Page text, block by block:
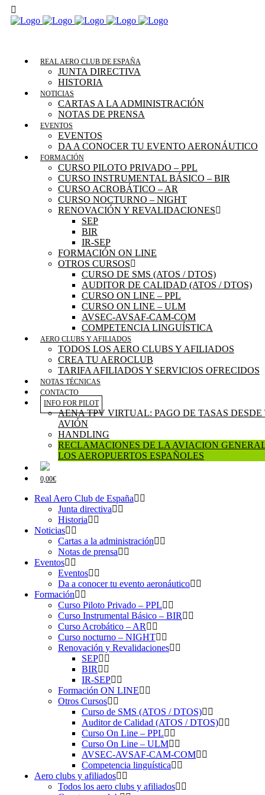
REAL AERO CLUB DE ESPAÑA
JUNTA DIRECTIVA
HISTORIA
NOTICIAS
CARTAS A LA ADMINISTRACIÓN
NOTAS DE PRENSA
EVENTOS
EVENTOS
DA A CONOCER TU EVENTO AERONÁUTICO
FORMACIÓN
CURSO PILOTO PRIVADO – PPL
CURSO INSTRUMENTAL BÁSICO – BIR
CURSO ACROBÁTICO – AR
CURSO NOCTURNO – NIGHT
RENOVACIÓN Y REVALIDACIONES
SEP
BIR
IR-SEP
FORMACIÓN ON LINE
OTROS CURSOS
CURSO DE SMS (ATOS / DTOS)
AUDITOR DE CALIDAD (ATOS / DTOS)
CURSO ON LINE – PPL
CURSO ON LINE – ULM
AVSEC-AVSAF-CAM-COM
COMPETENCIA LINGUÍSTICA
AERO CLUBS Y AFILIADOS
TODOS LOS AERO CLUBS Y AFILIADOS
CREA TU AEROCLUB
TARIFA AFILIADOS Y SERVICIOS OFRECIDOS
NOTAS TÉCNICAS
CONTACTO
INFO FOR PILOT
AENA TPV VIRTUAL: PAGO DE TASAS DESDE
AVIÓN
HANDLING
RECLAMACIONES DE LA AVIACION
LOS AEROPUERTOS ESPAÑOLES
0,00€
Real Aero Club de España
Junta directiva
Historia
Noticias
Cartas a la administración
Notas de prensa
Eventos
Eventos
Da a conocer tu evento aeronáutico
Formación
Curso Piloto Privado – PPL
Curso Instrumental Básico – BIR
Curso Acrobático – AR
Curso nocturno – NIGHT
Renovación y Revalidaciones
SEP
BIR
IR-SEP
Formación ON LINE
Otros Cursos
Curso de SMS (ATOS / DTOS)
Auditor de Calidad (ATOS / DTOS)
Curso On Line – PPL
Curso On Line – ULM
AVSEC-AVSAF-CAM-COM
Competencia linguística
Aero clubs y afiliados
Todos los aero clubs y afiliados